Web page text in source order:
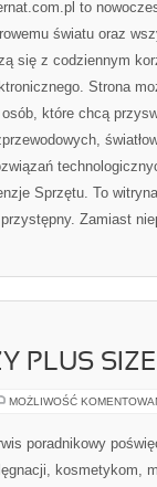
to
światu oraz
się z codziennym
Strona
które chcą
Sprzętu. To
Zamiast
PLUS SIZE
MOŻLIWOŚĆ
poradnikowy
kosmetykom,